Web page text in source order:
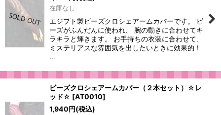
在庫なし
エジプト製ビーズクロシェアームカバーです。 ビ
ーズがふんだんに使われ、 腕の動きに合わせてキ
ラキラと輝きます。 お手持ちの衣装に合わせて、
ミステリアスな雰囲気を出したいときに効果的！
…
ビーズクロシェアームカバー（２本セット）☆レ
ッド☆ [AT0010]
1,940円(税込)